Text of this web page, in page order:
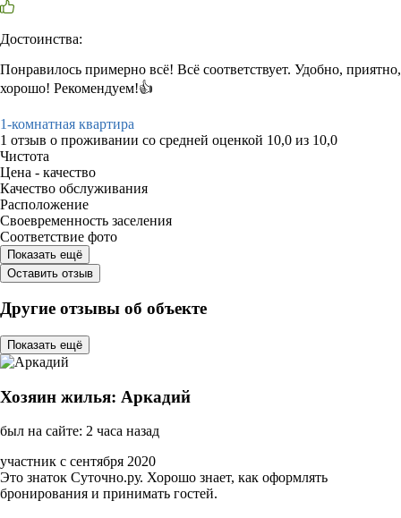
Достоинства:
Понравилось примерно всё! Всё соответствует. Удобно, приятно,
хорошо! Рекомендуем!👍
1-комнатная квартира
1 отзыв о проживании со средней оценкой 10,0 из 10,0
Чистота
Цена - качество
Качество обслуживания
Расположение
Своевременность заселения
Соответствие фото
Показать ещё
Оставить отзыв
Другие отзывы об объекте
Показать ещё
Хозяин жилья: Аркадий
был на сайте: 2 часа назад
участник с сентября 2020
Это знаток Суточно.ру. Хорошо знает, как оформлять
бронирования и принимать гостей.